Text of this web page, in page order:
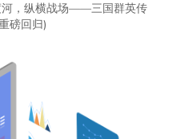
河，纵横战场——三国群英传
磅回归)